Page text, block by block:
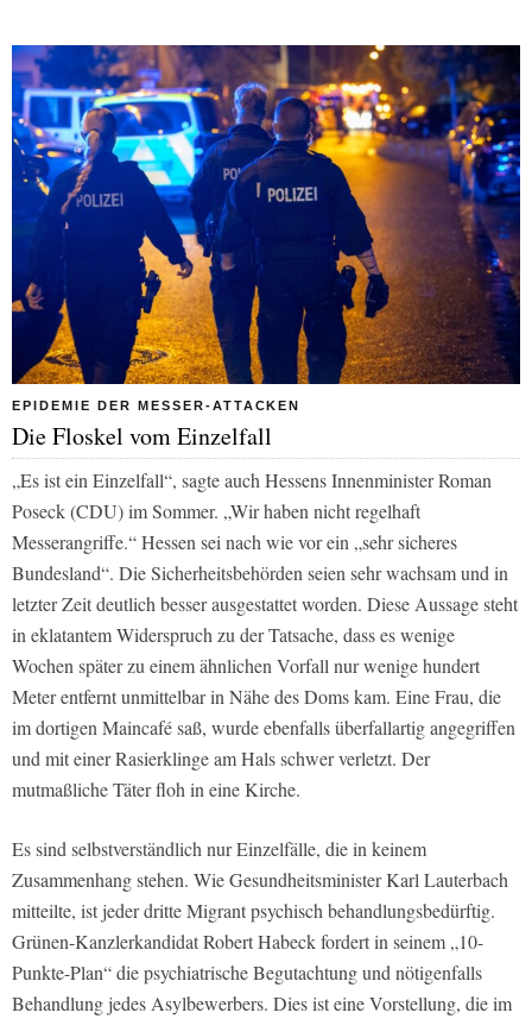
EPIDEMIE DER MESSER-ATTACKEN
Die Floskel vom Einzelfall
„Es ist ein Einzelfall“, sagte auch Hessens Innenminister Roman
Poseck (CDU) im Sommer. „Wir haben nicht regelhaft
Messerangriffe.“ Hessen sei nach wie vor ein „sehr sicheres
Bundesland“. Die Sicherheitsbehörden seien sehr wachsam und in
letzter Zeit deutlich besser ausgestattet worden. Diese Aussage steht
in eklatantem Widerspruch zu der Tatsache, dass es wenige
Wochen später zu einem ähnlichen Vorfall nur wenige hundert
Meter entfernt unmittelbar in Nähe des Doms kam. Eine Frau, die
im dortigen Maincafé saß, wurde ebenfalls überfallartig angegriffen
und mit einer Rasierklinge am Hals schwer verletzt. Der
mutmaßliche Täter floh in eine Kirche.
Es sind selbstverständlich nur Einzelfälle, die in keinem
Zusammenhang stehen. Wie Gesundheitsminister Karl Lauterbach
mitteilte, ist jeder dritte Migrant psychisch behandlungsbedürftig.
Grünen-Kanzlerkandidat Robert Habeck fordert in seinem „10-
Punkte-Plan“ die psychiatrische Begutachtung und nötigenfalls
Behandlung jedes Asylbewerbers. Dies ist eine Vorstellung, die im